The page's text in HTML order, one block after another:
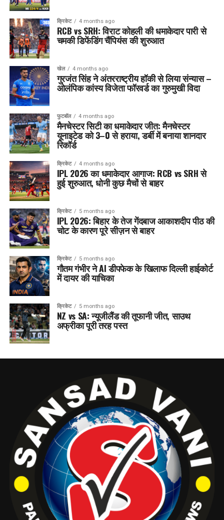
क्रिकेट 4 months ago
RCB vs SRH: विराट कोहली की धमाकेदार पारी से
चमकी डिफेंडिंग चैंपियंस की शुरुआत
खेल 4 months ago
गुरजंत सिंह ने अंतरराष्ट्रीय हॉकी से लिया संन्यास –
ओलंपिक कांस्य विजेता फॉरवर्ड का गुरुमुखी विदा
फुटबॉल 4 months ago
मैनचेस्टर सिटी का धमाकेदार जीत: मैनचेस्टर
यूनाइटेड को 3–0 से हराया, डर्बी में बनाया शानदार
रिकॉर्ड
क्रिकेट 4 months ago
IPL 2026 का धमाकेदार आगाज: RCB vs SRH से
हुई शुरुआत, धोनी कुछ मैचों से बाहर
क्रिकेट 5 months ago
IPL 2026: बिहार के तेज गेंदबाज आकाशदीप पीठ की
चोट के कारण पूरे सीज़न से बाहर
क्रिकेट 5 months ago
गौतम गंभीर ने AI डीपफेक के खिलाफ दिल्ली हाईकोर्ट
में दायर की याचिका
क्रिकेट 5 months ago
NZ vs SA: न्यूजीलैंड की तूफानी जीत, साउथ
अफ्रीका पूरी तरह पस्त